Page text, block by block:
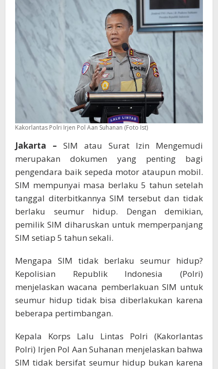
Kompetensi
Pengendara
Kakorlantas Polri Irjen Pol Aan Suhanan (Foto Ist)
Jakarta – SIM atau Surat Izin Mengemudi
merupakan dokumen yang penting bagi
pengendara baik sepeda motor ataupun mobil.
SIM mempunyai masa berlaku 5 tahun setelah
tanggal diterbitkannya SIM tersebut dan tidak
berlaku seumur hidup. Dengan demikian,
pemilik SIM diharuskan untuk memperpanjang
SIM setiap 5 tahun sekali.
Mengapa SIM tidak berlaku seumur hidup?
Kepolisian Republik Indonesia (Polri)
menjelaskan wacana pemberlakuan SIM untuk
seumur hidup tidak bisa diberlakukan karena
beberapa pertimbangan.
Kepala Korps Lalu Lintas Polri (Kakorlantas
Polri) Irjen Pol Aan Suhanan menjelaskan bahwa
SIM tidak bersifat seumur hidup bukan karena